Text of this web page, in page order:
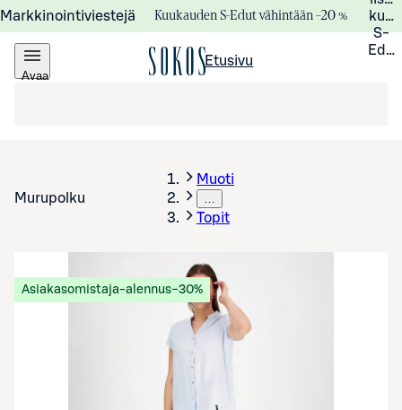
Markkinointiviestejä Kuukauden S-Edut vähintään –20 %
S-
Avaa
Etusivu
Murupolku
Muoti
…
Topit
Asiakasomistaja-alennus−30%